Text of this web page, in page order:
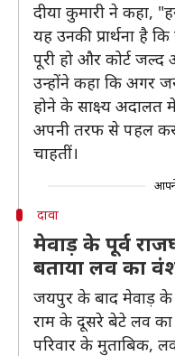
दीया कुमारी ने कहा,
यह उनकी प्रार्थना है
पूरी हो और कोर्ट
उन्होंने कहा कि अगर
होने के साक्ष्य
अपनी तरफ से पहल
चाहतीं।
दावा
मेवाड़ के पूर्व
बताया लव का
जयपुर के बाद मेवाड़ के
राम के दूसरे बेटे लव
परिवार के मुताबिक,